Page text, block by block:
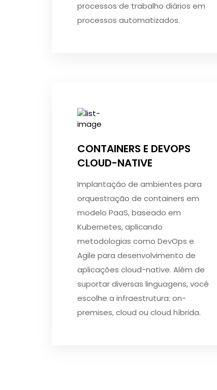
processos de trabalho diários em
processos automatizados.
CONTAINERS E DEVOPS
CLOUD-NATIVE
Implantação de ambientes para
orquestração de containers em
modelo PaaS, baseado em
Kubernetes, aplicando
metodologias como DevOps e
Agile para desenvolvimento de
aplicações cloud-native. Além de
suportar diversas linguagens, você
escolhe a infraestrutura: on-
premises, cloud ou cloud híbrida.